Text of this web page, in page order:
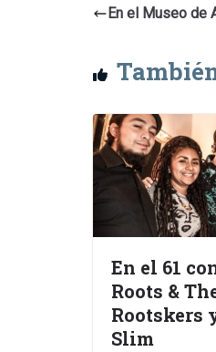
En el Museo de
En el 61
Roots &
Rootskers
Slim